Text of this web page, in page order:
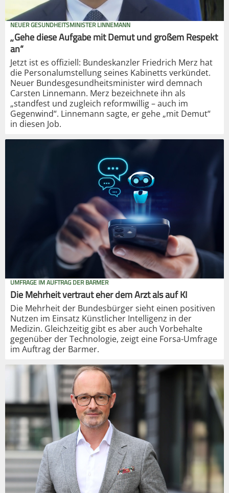
NEUER GESUNDHEITSMINISTER LINNEMANN
„Gehe diese Aufgabe mit Demut und großem Respekt
an“
Jetzt ist es offiziell: Bundeskanzler Friedrich Merz hat
die Personalumstellung seines Kabinetts verkündet.
Neuer Bundesgesundheitsminister wird demnach
Carsten Linnemann. Merz bezeichnete ihn als
„standfest und zugleich reformwillig – auch im
Gegenwind“. Linnemann sagte, er gehe „mit Demut“
in diesen Job.
UMFRAGE IM AUFTRAG DER BARMER
Die Mehrheit vertraut eher dem Arzt als auf KI
Die Mehrheit der Bundesbürger sieht einen positiven
Nutzen im Einsatz Künstlicher Intelligenz in der
Medizin. Gleichzeitig gibt es aber auch Vorbehalte
gegenüber der Technologie, zeigt eine Forsa-Umfrage
im Auftrag der Barmer.